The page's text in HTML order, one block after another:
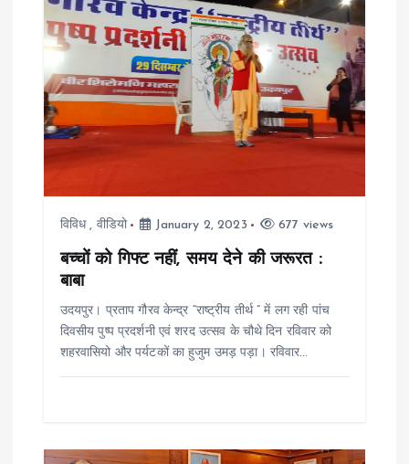
v
g
a
विविध, वीडियो January 2, 2023 677 views
बच्चों को गिफ्ट नहीं, समय देने की जरूरत :
बाबा
उदयपुर। प्रताप गौरव केन्द्र “राष्ट्रीय तीर्थ ” में लग रही पांच
दिवसीय पुष्प प्रदर्शनी एवं शरद उत्सव के चौथे दिन रविवार को
शहरवासियो और पर्यटकों का हुजुम उमड़ पड़ा। रविवार…